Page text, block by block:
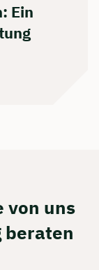
Ein
von uns
beraten